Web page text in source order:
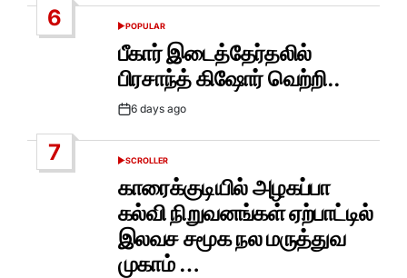
6
POSTED
POPULAR
பீகார் இடைத்தேர்தலில்
பிரசாந்த் கிஷோர் வெற்றி..
Post6 days ago
7
POSTED
SCROLLER
காரைக்குடியில் அழகப்பா
கல்வி நிறுவனங்கள் ஏற்பாட்டில்
இலவச சமூக நல மருத்துவ
முகாம் …